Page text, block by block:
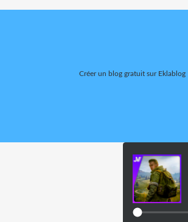
Créer un blog gratuit sur Eklablog